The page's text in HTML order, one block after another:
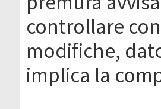
controllare
modifiche,
implica la